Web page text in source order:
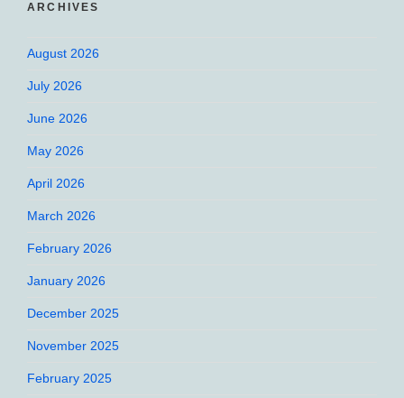
ARCHIVES
August 2026
July 2026
June 2026
May 2026
April 2026
March 2026
February 2026
January 2026
December 2025
November 2025
February 2025